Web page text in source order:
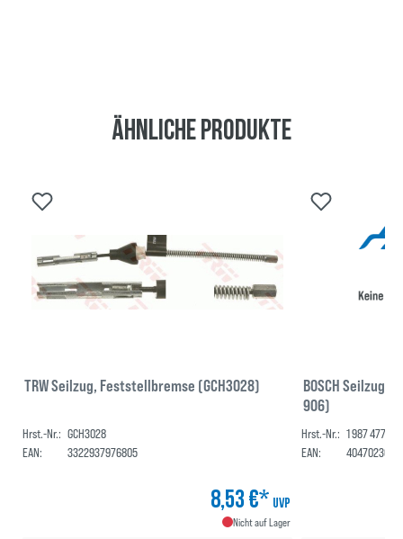
Ähnliche Produkte
TRW Seilzug, Feststellbremse (GCH3028)
Hrst.-Nr.: GCH3028
EAN:
3322937976805
8,53 €* UVP
Nicht auf Lager
BOSCH Seilzug,
906)
Hrst.-Nr.: 1 987 477
EAN: